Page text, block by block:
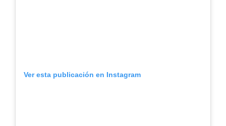
Ver esta publicación en Instagram